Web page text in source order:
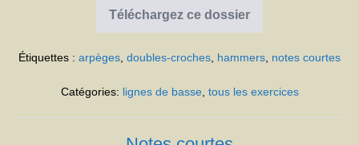
Téléchargez ce dossier
Lignes
de
Étiquettes : arpèges, doubles-croches, hammers, notes courtes
Catégories: lignes de basse, tous les exercices